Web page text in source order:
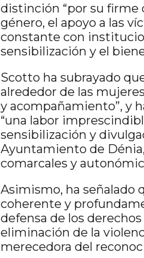
distinción “por su firme
género, el apoyo a las
constante con
sensibilización y el
Scotto ha subrayado
alrededor de las
y acompañamiento”, y
“una labor
sensibilización y
Ayuntamiento de
comarcales y
Asimismo, ha señalado
coherente y
defensa de los
eliminación de la
merecedora del